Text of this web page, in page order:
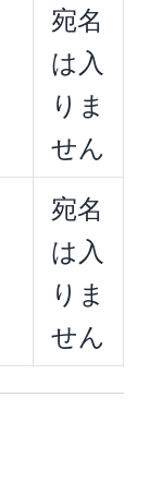
宛名
は入
りま
せん
宛名
は入
りま
せん